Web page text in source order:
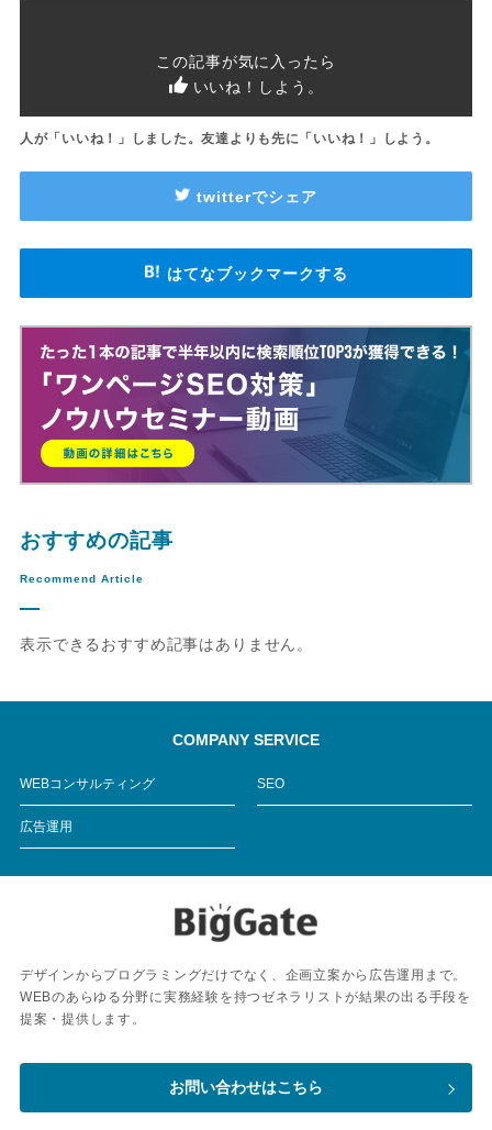
この記事が気に入ったら
いいね！
しよう。
人が「いいね！」しました。友達よりも先に「いいね！」しよう。
twitterでシェア
はてなブックマークする
おすすめの記事
Recommend Article
表示できるおすすめ記事はありません。
COMPANY SERVICE
WEBコンサルティング SEO
広告運用
デザインからプログラミングだけでなく、企画立案から広告運用まで。
WEBのあらゆる分野に実務経験を持つゼネラリストが結果の出る手段を
提案・提供します。
お問い合わせはこちら